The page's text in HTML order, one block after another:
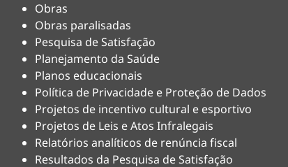
Obras
Obras paralisadas
Pesquisa de Satisfação
Planejamento da Saúde
Planos educacionais
Política de Privacidade e Proteção de Dados
Projetos de incentivo cultural e esportivo
Projetos de Leis e Atos Infralegais
Relatórios analíticos de renúncia fiscal
Resultados da Pesquisa de Satisfação